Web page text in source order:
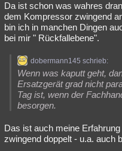
Da ist schon was wahres
dem Kompressor zwingend
bin ich in manchen Dingen
bei mir " Rückfallebene".
dobermann145 schrieb:
Wenn was kaputt geht,
Ersatzgerät grad nicht
Tag ist, wenn der
besorgen.
Das ist auch meine
zwingend doppelt - u.a. auch